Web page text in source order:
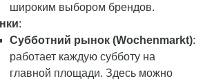
широким выбором брендов.
:
Субботний рынок (Wochenmarkt):
работает каждую субботу на
главной площади. Здесь можно